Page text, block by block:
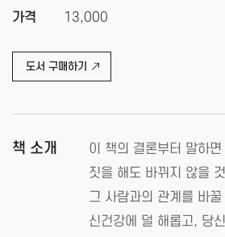
가격
13,000
도서 구매하기
책 소개
이 책의 결론부터 말하
짓을 해도 바뀌지 않을
그 사람과의 관계를 바
신건강에 덜 해롭고, 당